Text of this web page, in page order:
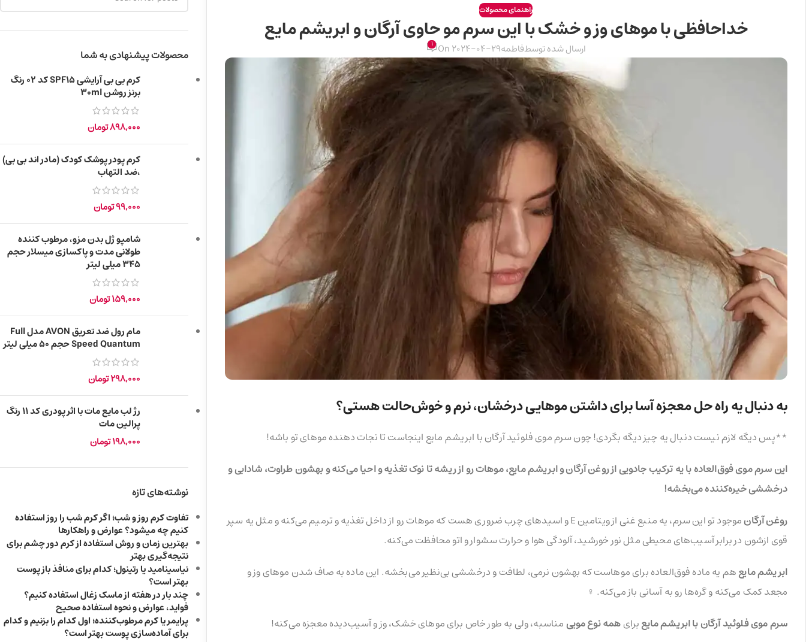
راهنمای محصولات
خداحافظی با موهای وز و خشک با این سرم مو حاوی آرگان و ابریشم مایع
ارسال شده توسطفاطمهOn 2024-04-29
1
به دنبال یه راه حل معجزه آسا برای داشتن موهایی درخشان، نرم و خوش‌حالت هستی؟
**پس دیگه لازم نیست دنبال یه چیز دیگه بگردی! چون سرم موی فلوئید آرگان با ابریشم مایع اینجاست تا نجات دهنده موهای تو باشه!
این سرم موی فوق‌العاده با یه ترکیب جادویی از روغن آرگان و ابریشم مایع، موهات رو از ریشه تا نوک تغذیه و احیا می‌کنه و بهشون طراوت، شادابی و
درخششی خیره‌کننده می‌بخشه!
روغن آرگان
موجود تو این سرم، یه منبع غنی از ویتامین E و اسیدهای چرب ضروری هست که موهات رو از داخل تغذیه و ترمیم می‌کنه و مثل یه سپر
قوی ازشون در برابر آسیب‌های محیطی مثل نور خورشید، آلودگی هوا و حرارت سشوار و اتو محافظت می‌کنه. ️
ابریشم مایعهم یه ماده فوق‌العاده برای موهاست که بهشون نرمی، لطافت و درخششی بی‌نظیر می‌بخشه. این ماده به صاف شدن موهای وز و
مجعد کمک می‌کنه و گره‌ها رو به آسانی باز می‌کنه. ‍♀️
سرم موی فلوئید آرگان با ابریشم مایعبرایهمه نوع مویی مناسبه، ولی به طور خاص برای موهای خشک، وز و آسیب‌دیده معجزه می‌کنه!
محصولات پیشنهادی به شما
کرم بی بی آرایشی SPF15 کد 02 رنگ
برنز روشن 30ml
898,000تومان
کرم پودر پوشک کودک (مادر اند بی بی)
،ضد التهاب
99,000تومان
شامپو ژل بدن مزو، مرطوب کننده
طولانی مدت و پاکسازی میسلار حجم
345 میلی لیتر
159,000تومان
مام رول ضد تعریق AVON مدل Full
Speed ​​Quantum حجم 50 میلی لیتر
298,000تومان
رژ لب مایع مات با اثر پودری کد 11 رنگ
پرالین مات
198,000تومان
نوشته‌های تازه
تفاوت کرم روز و شب؛ اگر کرم شب را روز استفاده
کنیم چه میشود؟ عوارض و راهکارها
بهترین زمان و روش استفاده از کرم دور چشم برای
نتیجه‌گیری بهتر
نیاسینامید یا رتینول؛ کدام برای منافذ باز پوست
بهتر است؟
چند بار در هفته از ماسک زغال استفاده کنیم؟
فواید، عوارض و نحوه استفاده صحیح
پرایمر یا کرم مرطوب‌کننده؛ اول کدام را بزنیم و کدام
برای آماده‌سازی پوست بهتر است؟